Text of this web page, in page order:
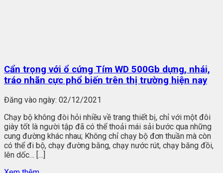
Cẩn trọng với ổ cứng Tím WD 500Gb dựng, nhái,
tráo nhãn cực phổ biến trên thị trường hiện nay
Đăng vào ngày: 02/12/2021
Chạy bộ không đòi hỏi nhiều về trang thiết bị, chỉ với một đôi
giày tốt là người tập đã có thể thoải mái sải bước qua những
cung đường khác nhau; Không chỉ chạy bộ đơn thuần mà còn
có thể đi bộ, chạy đường bằng, chạy nước rút, chạy băng đồi,
lên dốc… […]